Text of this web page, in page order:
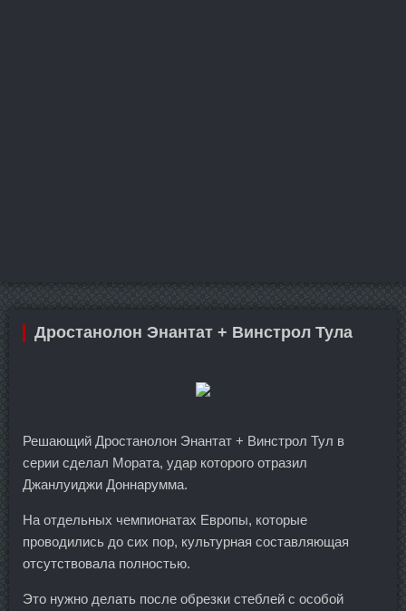
Дростанолон Энантат + Винстрол Тула
Решающий Дростанолон Энантат + Винстрол Тул в
серии сделал Мората, удар которого отразил
Джанлуиджи Доннарумма.
На отдельных чемпионатах Европы, которые
проводились до сих пор, культурная составляющая
отсутствовала полностью.
Это нужно делать после обрезки стеблей с особой